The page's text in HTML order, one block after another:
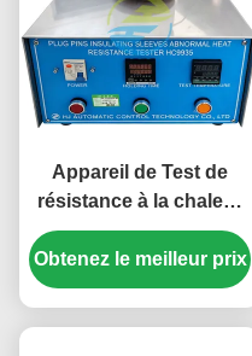
Appareil de Test de
résistance à la chaleur
anormale, manchon
d'isolation de broche de
prise IEC 60884 pour
Obtenez le meilleur prix